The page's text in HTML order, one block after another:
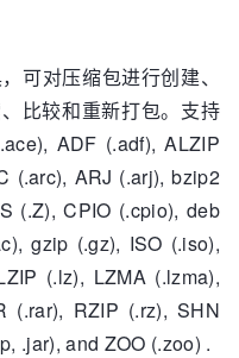
可对压缩包进行创建、
比较和重新打包。支持
ADF (.adf), ALZIP
(.arc), ARJ (.arj), bzip2
(.Z), CPIO (.cpio), deb
gzip (.gz), ISO (.iso),
(.lz), LZMA (.lzma),
(.rar), RZIP (.rz), SHN
.jar), and ZOO (.zoo) .